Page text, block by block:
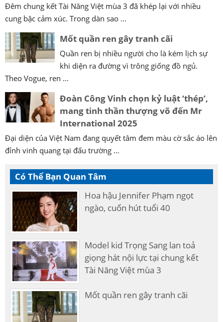
Đêm chung kết Tài Năng Việt mùa 3 đã khép lại với nhiều
cung bậc cảm xúc. Trong dàn sao ...
Mốt quần ren gây tranh cãi
Quần ren bị nhiều người cho là kém lịch sự
khi diện ra đường vì trông giống đồ ngủ.
Theo Vogue, ren ...
Đoàn Công Vinh chọn kỷ luật ‘thép’,
mang tinh thần thượng võ đến Mr
International 2025
Đại diện của Việt Nam đang quyết tâm đem màu cờ sắc áo lên
đỉnh vinh quang tại đấu trường ...
Có Thể Bạn Quan Tâm
Hoa hậu Jennifer Phạm ngọt
ngào, cuốn hút tuổi 40
Model kid Trọng Sang lan toả
giọng hát nội lực tại chung kết
Tài Năng Việt mùa 3
Mốt quần ren gây tranh cãi